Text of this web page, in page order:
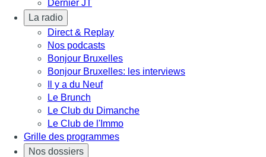
Dernier JT
La radio
Direct & Replay
Nos podcasts
Bonjour Bruxelles
Bonjour Bruxelles: les interviews
Il y a du Neuf
Le Brunch
Le Club du Dimanche
Le Club de l'Immo
Grille des programmes
Nos dossiers